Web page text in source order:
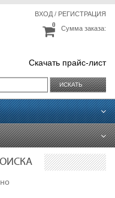
ВХОД/ РЕГИСТРАЦИЯ
Сумма заказа:
0
Скачать прайс-лист
ИСКАТЬ